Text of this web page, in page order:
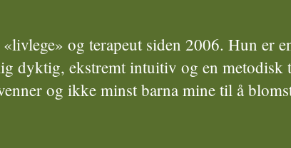
og terapeut siden 2006. Hun er
dyktig, ekstremt intuitiv og en
og ikke minst barna mine til å